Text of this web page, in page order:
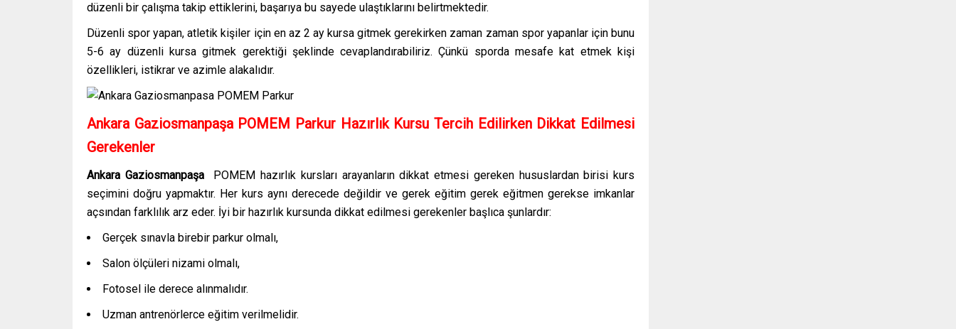
düzenli bir çalışma takip ettiklerini, başarıya bu sayede ulaştıklarını belirtmektedir.
Düzenli spor yapan, atletik kişiler için en az 2 ay kursa gitmek gerekirken zaman zaman spor yapanlar için bunu
5-6 ay düzenli kursa gitmek gerektiği şeklinde cevaplandırabiliriz. Çünkü sporda mesafe kat etmek kişi
özellikleri, istikrar ve azimle alakalıdır.
Ankara Gaziosmanpaşa POMEM Parkur Hazırlık Kursu Tercih Edilirken Dikkat Edilmesi
Gerekenler
Ankara Gaziosmanpaşa POMEM hazırlık kursları arayanların dikkat etmesi gereken hususlardan birisi kurs
seçimini doğru yapmaktır. Her kurs aynı derecede değildir ve gerek eğitim gerek eğitmen gerekse imkanlar
açsından farklılık arz eder. İyi bir hazırlık kursunda dikkat edilmesi gerekenler başlıca şunlardır:
Gerçek sınavla birebir parkur olmalı,
Salon ölçüleri nizami olmalı,
Fotosel ile derece alınmalıdır.
Uzman antrenörlerce eğitim verilmelidir.